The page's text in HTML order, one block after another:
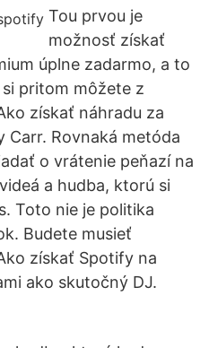
Tou prvou je
možnosť získať
úplne zadarmo, a to
pritom môžete z
získať náhradu za
Carr. Rovnaká metóda
o vrátenie peňazí na
a hudba, ktorú si
Toto nie je politika
Budete musieť
získať Spotify na
ako skutočný DJ.